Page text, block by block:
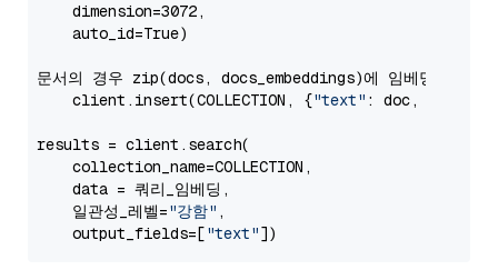
    dimension=3072,
    auto_id=True)
문서의 경우 zip(docs, docs_embeddings)에 임베딩합니다:
    client.insert(COLLECTION, {
"text" : doc,
results = client.search(
    collection_name=COLLECTION,
    data = 쿼리_임베딩,
    일관성_레벨=
"강함" ,
    output_fields=[
"text"